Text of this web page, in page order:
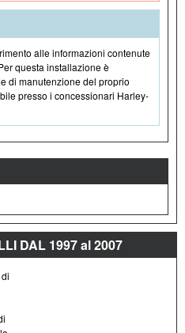
alle informazioni contenute
questa installazione è
di manutenzione del proprio
presso i concessionari Harley-
DAL 1997 al 2007